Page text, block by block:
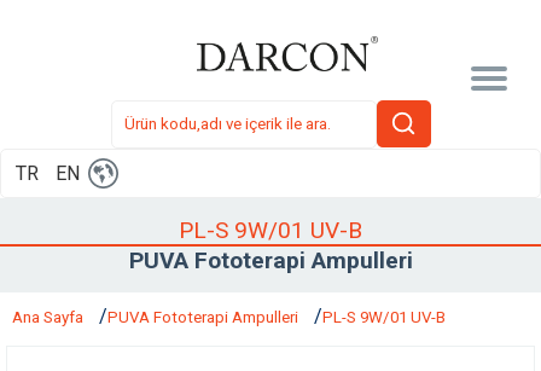
TR EN
PL-S 9W/01 UV-B
PUVA Fototerapi Ampulleri
Ana Sayfa PUVA Fototerapi Ampulleri PL-S 9W/01 UV-B